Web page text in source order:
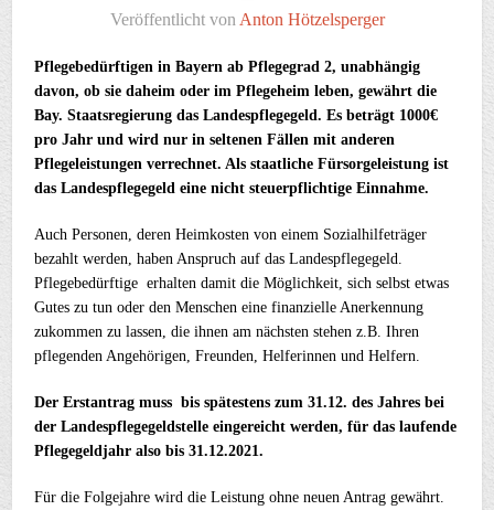
Veröffentlicht von Anton Hötzelsperger
Pflegebedürftigen in Bayern ab Pflegegrad 2, unabhängig
davon, ob sie daheim oder im Pflegeheim leben, gewährt die
Bay. Staatsregierung das Landespflegegeld. Es beträgt 1000€
pro Jahr und wird nur in seltenen Fällen mit anderen
Pflegeleistungen verrechnet. Als staatliche Fürsorgeleistung ist
das Landespflegegeld eine nicht steuerpflichtige Einnahme.
Auch Personen, deren Heimkosten von einem Sozialhilfeträger
bezahlt werden, haben Anspruch auf das Landespflegegeld.
Pflegebedürftige erhalten damit die Möglichkeit, sich selbst etwas
Gutes zu tun oder den Menschen eine finanzielle Anerkennung
zukommen zu lassen, die ihnen am nächsten stehen z.B. Ihren
pflegenden Angehörigen, Freunden, Helferinnen und Helfern.
Der Erstantrag muss bis spätestens zum 31.12. des Jahres bei
der Landespflegegeldstelle eingereicht werden, für das laufende
Pflegegeldjahr also bis 31.12.2021.
Für die Folgejahre wird die Leistung ohne neuen Antrag gewährt.